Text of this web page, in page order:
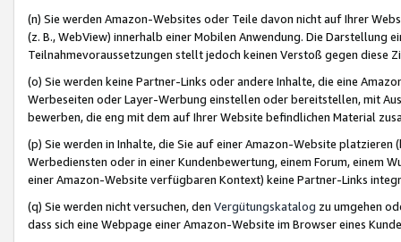
(n) Sie werden Amazon-Websites oder Teile davon nicht auf Ihrer
(z. B., WebView) innerhalb einer Mobilen Anwendung. Die Darstellung
Teilnahmevoraussetzungen stellt jedoch keinen Verstoß gegen diese
(o) Sie werden keine Partner-Links oder andere Inhalte, die eine
Werbeseiten oder Layer-Werbung einstellen oder bereitstellen, mit
bewerben, die eng mit dem auf Ihrer Website befindlichen Material
(p) Sie werden in Inhalte, die Sie auf einer Amazon-Website
Werbediensten oder in einer Kundenbewertung, einem Forum, einem
einer Amazon-Website verfügbaren Kontext) keine Partner-Links
(q) Sie werden nicht versuchen, den Vergütungskatalog zu umgehen
dass sich eine Webpage einer Amazon-Website im Browser eines